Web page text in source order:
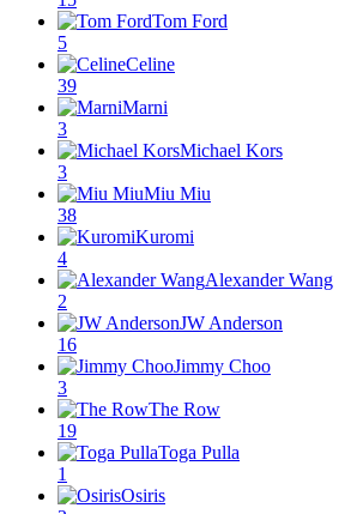
Tom Ford
5
Celine
39
Marni
3
Michael Kors
3
Miu Miu
38
Kuromi
4
Alexander Wang
2
JW Anderson
16
Jimmy Choo
3
The Row
19
Toga Pulla
1
Osiris